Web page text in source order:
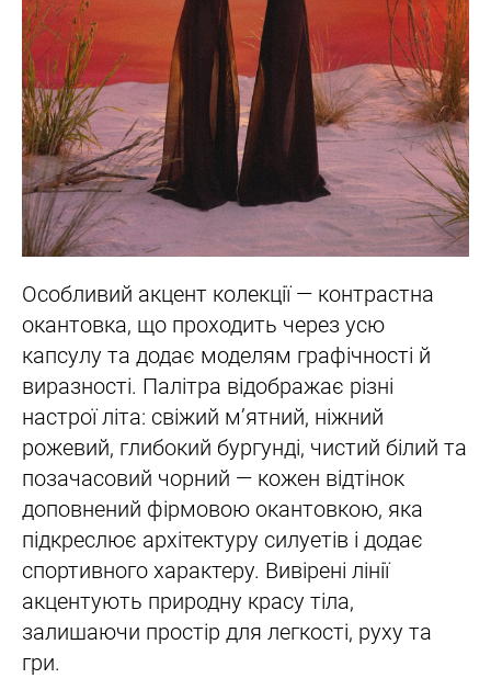
Особливий акцент колекції — контрастна
окантовка, що проходить через усю
капсулу та додає моделям графічності й
виразності. Палітра відображає різні
настрої літа: свіжий м’ятний, ніжний
рожевий, глибокий бургунді, чистий білий та
позачасовий чорний — кожен відтінок
доповнений фірмовою окантовкою, яка
підкреслює архітектуру силуетів і додає
спортивного характеру. Вивірені лінії
акцентують природну красу тіла,
залишаючи простір для легкості, руху та
гри.